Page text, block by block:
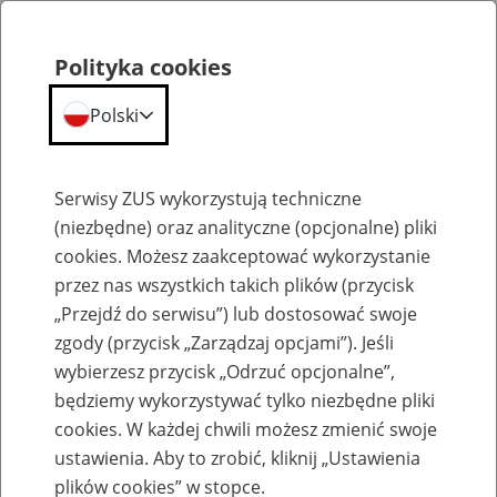
Z ubezpieczenia chorobowego
Komu przysługuje świadczenie
rehabilitacyjne z ubezpieczenia
Polityka cookies
Polski
Serwisy ZUS wykorzystują techniczne
(niezbędne) oraz analityczne (opcjonalne) pliki
cookies. Możesz zaakceptować wykorzystanie
przez nas wszystkich takich plików (przycisk
„Przejdź do serwisu”) lub dostosować swoje
zgody (przycisk „Zarządzaj opcjami”). Jeśli
wybierzesz przycisk „Odrzuć opcjonalne”,
będziemy wykorzystywać tylko niezbędne pliki
cookies. W każdej chwili możesz zmienić swoje
ustawienia. Aby to zrobić, kliknij „Ustawienia
plików cookies” w stopce.